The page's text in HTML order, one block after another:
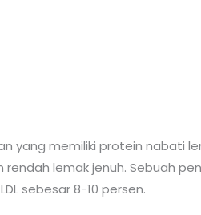
yang memiliki protein nabati
lemak jenuh. Sebuah
sebesar 8-10 persen.